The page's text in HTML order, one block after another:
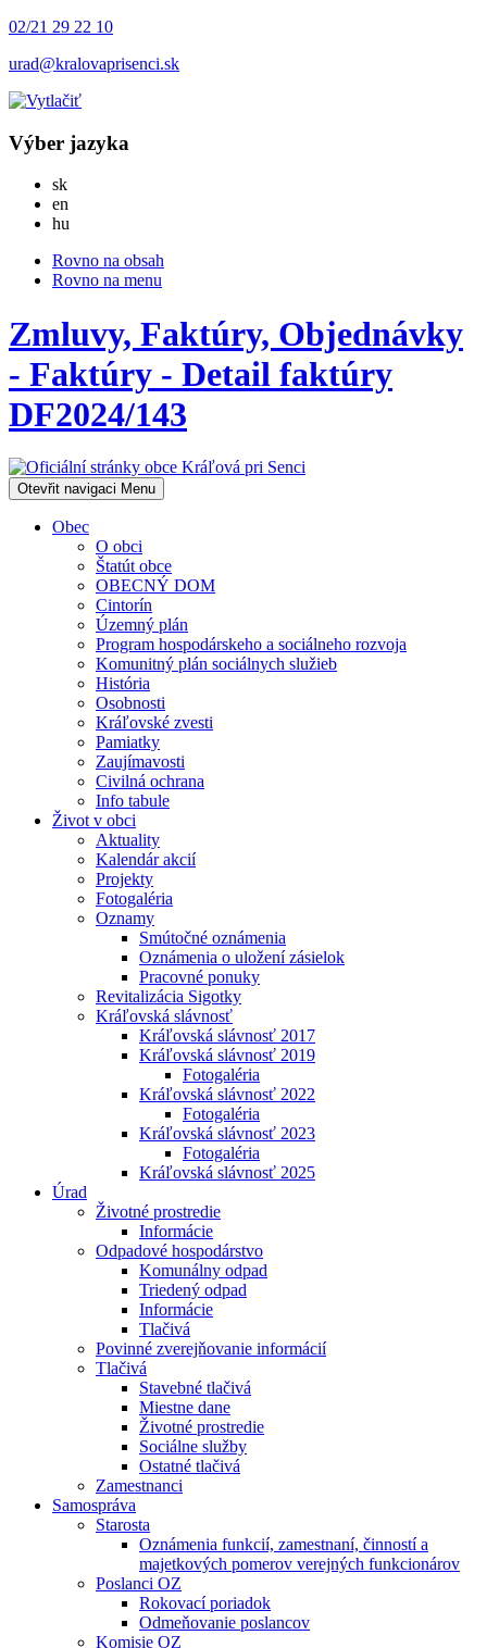
02/21 29 22 10
urad@kralovaprisenci.sk
Výber jazyka
skSlovensky
en
hu
Rovno na obsah
Rovno na menu
Zmluvy, Faktúry, Objednávky
- Faktúry - Detail faktúry
DF2024/143
Otevřit navigaci Menu
Obec
O obci
Štatút obce
OBECNÝ DOM
Cintorín
Územný plán
Program hospodárskeho a sociálneho rozvoja
Komunitný plán sociálnych služieb
História
Osobnosti
Kráľovské zvesti
Pamiatky
Zaujímavosti
Civilná ochrana
Info tabule
Život v obci
Aktuality
Kalendár akcií
Projekty
Fotogaléria
Oznamy
Smútočné oznámenia
Oznámenia o uložení zásielok
Pracovné ponuky
Revitalizácia Sigotky
Kráľovská slávnosť
Kráľovská slávnosť 2017
Kráľovská slávnosť 2019
Fotogaléria
Kráľovská slávnosť 2022
Fotogaléria
Kráľovská slávnosť 2023
Fotogaléria
Kráľovská slávnosť 2025
Úrad
Životné prostredie
Informácie
Odpadové hospodárstvo
Komunálny odpad
Triedený odpad
Informácie
Tlačivá
Povinné zverejňovanie informácií
Tlačivá
Stavebné tlačivá
Miestne dane
Životné prostredie
Sociálne služby
Ostatné tlačivá
Zamestnanci
Samospráva
Starosta
Oznámenia funkcií, zamestnaní, činností a
majetkových pomerov verejných funkcionárov
Poslanci OZ
Rokovací poriadok
Odmeňovanie poslancov
Komisie OZ